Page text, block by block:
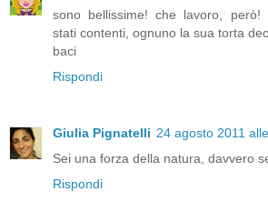
sono bellissime! che lavoro, però!
stati contenti, ognuno la sua torta
baci
Rispondi
Giulia Pignatelli 24 agosto 2011
Sei una forza della natura, davvero
Rispondi